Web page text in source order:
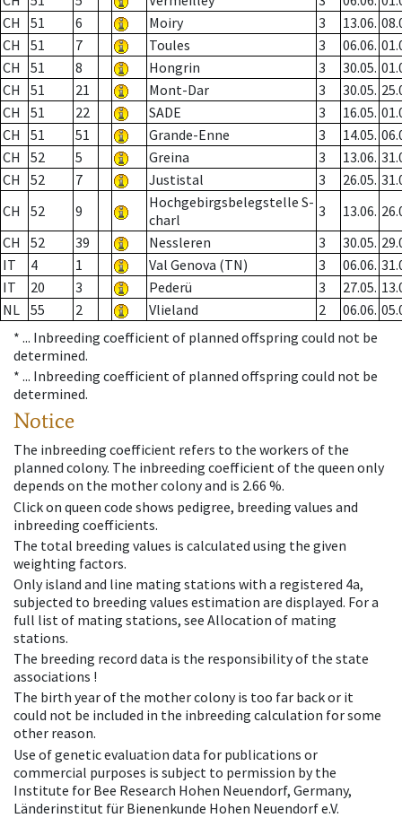
CH
51 6 Moiry 3 13.06.
CH
51 7 Toules 3 06.06.
CH
51 8 Hongrin 3 30.05.
CH
51 21 Mont-Dar 3 30.05.
CH
51 22 SADE 3 16.05.
CH
51 51 Grande-Enne 3 14.05.
CH
52 5 Greina 3 13.06.
CH
52 7 Justistal 3 26.05.
CH
52 9
Hochgebirgsbelegstelle S-
charl
3 13.06.
CH
52 39 Nessleren 3 30.05.
IT
4 1 Val Genova (TN) 3 06.06.
IT
20 3 Pederü 3 27.05.
NL 55 2 Vlieland 2 06.06.
* ... Inbreeding coefficient of planned offspring could not be
determined.
* ... Inbreeding coefficient of planned offspring could not be
determined.
Notice
The inbreeding coefficient refers to the workers of the
planned colony. The inbreeding coefficient of the queen only
depends on the mother colony and is 2.66 %.
Click on queen code shows pedigree, breeding values and
inbreeding coefficients.
The total breeding values is calculated using the given
weighting factors.
Only island and line mating stations with a registered 4a,
subjected to breeding values estimation are displayed. For a
full list of mating stations, see Allocation of mating
stations.
The breeding record data is the responsibility of the state
associations !
The birth year of the mother colony is too far back or it
could not be included in the inbreeding calculation for some
other reason.
Use of genetic evaluation data for publications or
commercial purposes is subject to permission by the
Institute for Bee Research Hohen Neuendorf, Germany,
Länderinstitut für Bienenkunde Hohen Neuendorf e.V.